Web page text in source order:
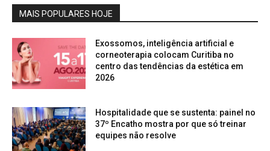
MAIS POPULARES HOJE
Exossomos, inteligência artificial e
corneoterapia colocam Curitiba no
centro das tendências da estética em
2026
Hospitalidade que se sustenta: painel no
37º Encatho mostra por que só treinar
equipes não resolve